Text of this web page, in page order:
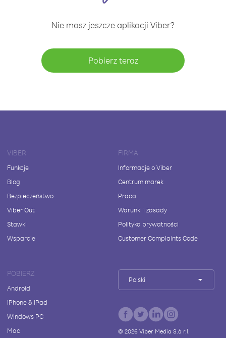
Nie masz jeszcze aplikacji Viber?
Pobierz teraz
VIBER
Funkcje
Blog
Bezpieczeństwo
Viber Out
Stawki
Wsparcie
FIRMA
Informacje o Viber
Centrum marek
Praca
Warunki i zasady
Polityka prywatności
Customer Complaints Code
POBIERZ
Android
iPhone & iPad
Windows PC
Mac
Polski
© 2026Viber Media S.à r.l.